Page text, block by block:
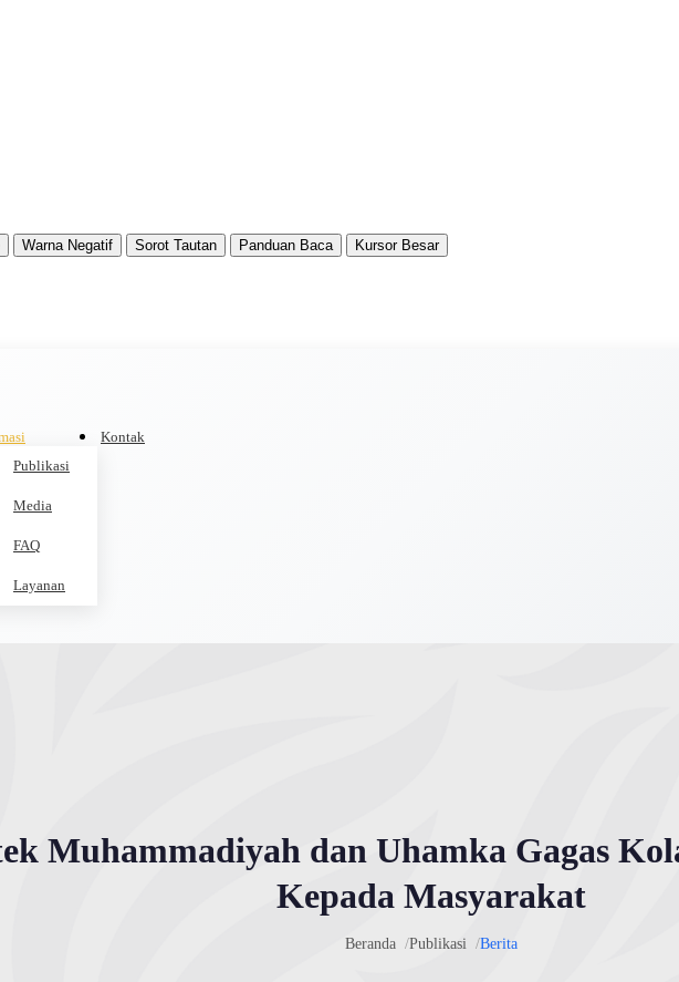
Warna Negatif Sorot Tautan Panduan Baca
Kursor Besar
Publikasi
Media
FAQ
Layanan
Kontak
Muhammadiyah dan Uhamka Gagas
Kepada Masyarakat
Beranda Publikasi Berita